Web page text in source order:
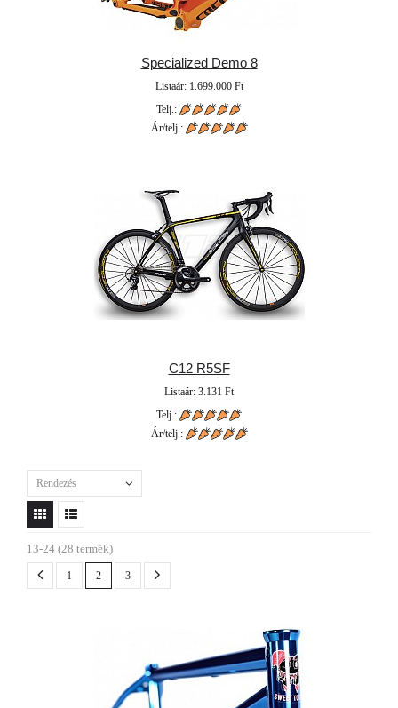
Specialized Demo 8
Listaár: 1.699.000 Ft
Telj.:
Ár/telj.:
C12 R5SF
Listaár: 3.131 Ft
Telj.:
Ár/telj.:
Rendezés
13-24 (28 termék)
1 2 3